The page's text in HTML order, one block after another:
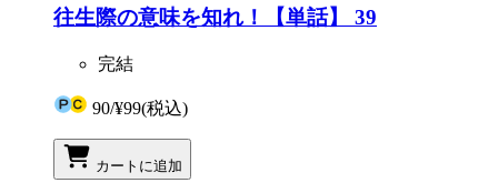
往生際の意味を知れ！【単話】 39
完結
90/¥99(税込)
カートに追加